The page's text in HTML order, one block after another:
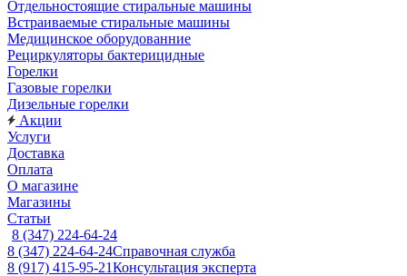
Отдельностоящие стиральные машины
Встраиваемые стиральные машины
Медицинское оборудованние
Рециркуляторы бактерицидные
Горелки
Газовые горелки
Дизельные горелки
Акции
Услуги
Доставка
Оплата
О магазине
Магазины
Статьи
8 (347) 224-64-24
8 (347) 224-64-24Справочная служба
8 (917) 415-95-21Консультация эксперта